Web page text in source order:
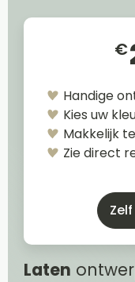
€
Handige
Kies uw
Makkelijk
Zie direct
Laten